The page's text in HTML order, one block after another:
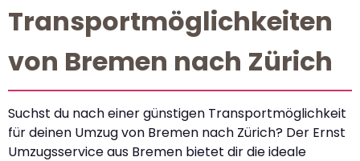
Transportmöglichkeiten
von Bremen nach Zürich
Suchst du nach einer günstigen Transportmöglichkeit
für deinen Umzug von Bremen nach Zürich? Der Ernst
Umzugsservice aus Bremen bietet dir die ideale